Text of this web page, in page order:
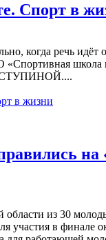
Спорт в
когда речь идёт
школа
СТУПИНОЙ....
области из 30
участия в финале